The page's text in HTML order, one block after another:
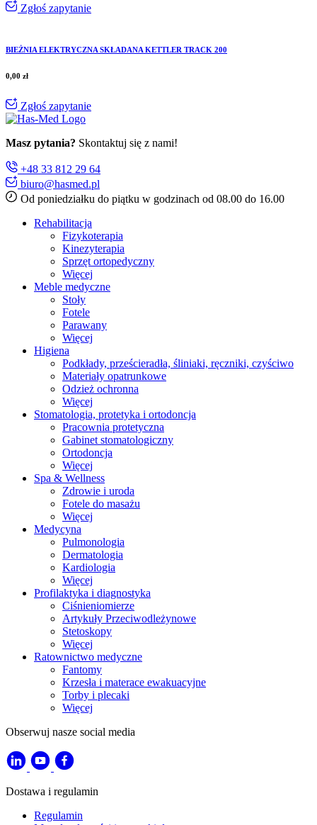
Zgłoś zapytanie
BIEŻNIA ELEKTRYCZNA SKŁADANA KETTLER TRACK 200
0,00 zł
Zgłoś zapytanie
Masz pytania? Skontaktuj się z nami!
+48 33 812 29 64
biuro@hasmed.pl
Od poniedziałku do piątku w godzinach od 08.00 do 16.00
Rehabilitacja
Fizykoterapia
Kinezyterapia
Sprzęt ortopedyczny
Więcej
Meble medyczne
Stoły
Fotele
Parawany
Więcej
Higiena
Podkłady, prześcieradła, śliniaki, ręczniki, czyściwo
Materiały opatrunkowe
Odzież ochronna
Więcej
Stomatologia, protetyka i ortodoncja
Pracownia protetyczna
Gabinet stomatologiczny
Ortodoncja
Więcej
Spa & Wellness
Zdrowie i uroda
Fotele do masażu
Więcej
Medycyna
Pulmonologia
Dermatologia
Kardiologia
Więcej
Profilaktyka i diagnostyka
Ciśnieniomierze
Artykuły Przeciwodleżynowe
Stetoskopy
Więcej
Ratownictwo medyczne
Fantomy
Krzesła i materace ewakuacyjne
Torby i plecaki
Więcej
Obserwuj nasze social media
Dostawa i regulamin
Regulamin